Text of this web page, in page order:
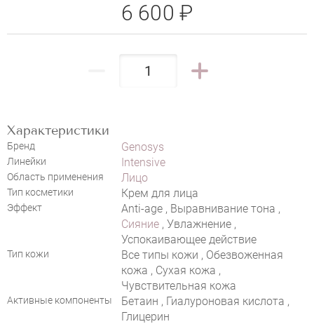
Характеристики
Бренд Genosys
Линейки Intensive
Область применения Лицо
Тип косметики Крем для лица
Эффект
Anti-age , Выравнивание тона ,
Сияние , Увлажнение ,
Успокаивающее действие
Тип кожи
Все типы кожи , Обезвоженная
кожа , Сухая кожа ,
Чувствительная кожа
Активные компоненты
Бетаин , Гиалуроновая кислота ,
Глицерин
6 600 ₽